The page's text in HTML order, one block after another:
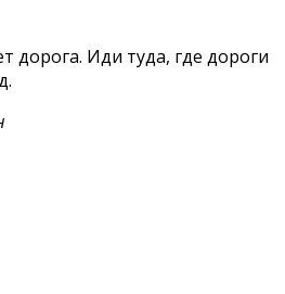
дорога. Иди туда, где дороги